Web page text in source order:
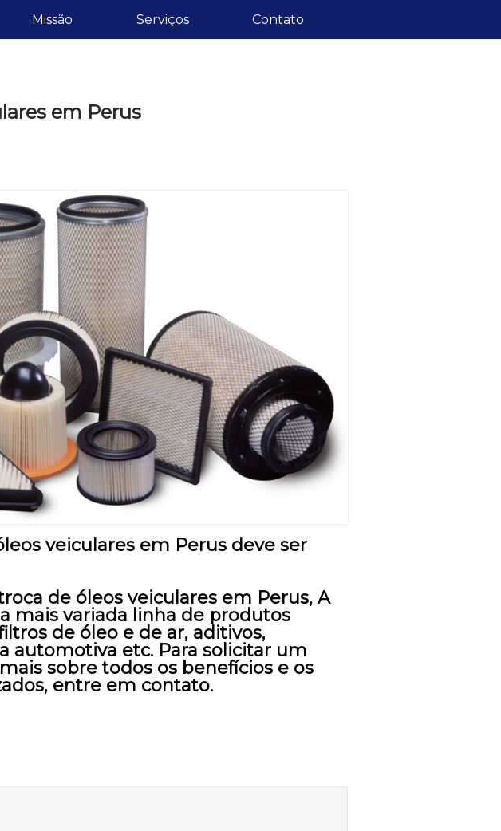
Missão Serviços Contato
em Perus
veiculares em Perus deve ser
de óleos veiculares em Perus, A
mais variada linha de produtos
de óleo e de ar, aditivos,
automotiva etc. Para solicitar um
sobre todos os benefícios e os
entre em contato.